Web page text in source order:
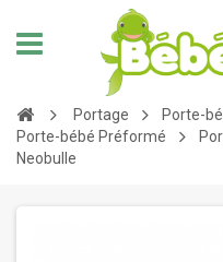
Portage
Porte-
Porte-bébé Préformé
Neobulle